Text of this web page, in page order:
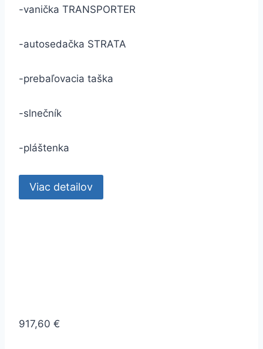
-vanička TRANSPORTER
-autosedačka STRATA
-prebaľovacia taška
-slnečník
-pláštenka
Viac detailov
917,60 €